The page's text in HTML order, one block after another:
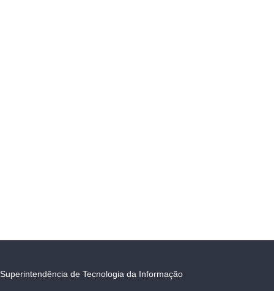
Superintendência de Tecnologia da Informação